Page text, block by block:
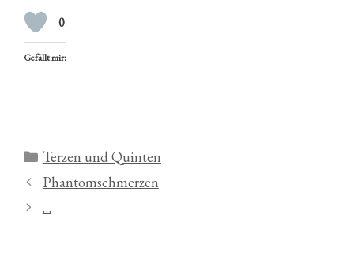
0
Gefällt mir:
Kategorien
Terzen und Quinten
Phantomschmerzen
…